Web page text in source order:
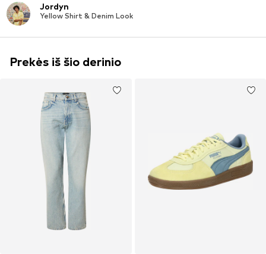
Jordyn
Yellow Shirt & Denim Look
Prekės iš šio derinio